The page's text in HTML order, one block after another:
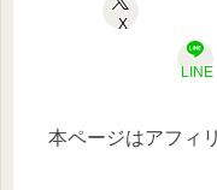
X
LINE
本ページはアフィ